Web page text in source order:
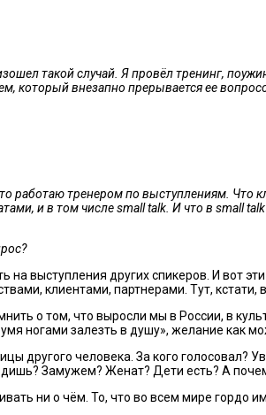
такой случай. Я провёл тренинг,
который внезапно прерывается ее
работаю тренером по выступлениям. Что
и в том числе small talk. И что в small
на выступления других спикеров. И вот
клиентами, партнерами. Тут, кстати,
о том, что выросли мы в России, в
ногами залезть в душу», желание как
другого человека. За кого голосовал?
Замужем? Женат? Дети есть? А
ни о чём. То, что во всем мире гордо